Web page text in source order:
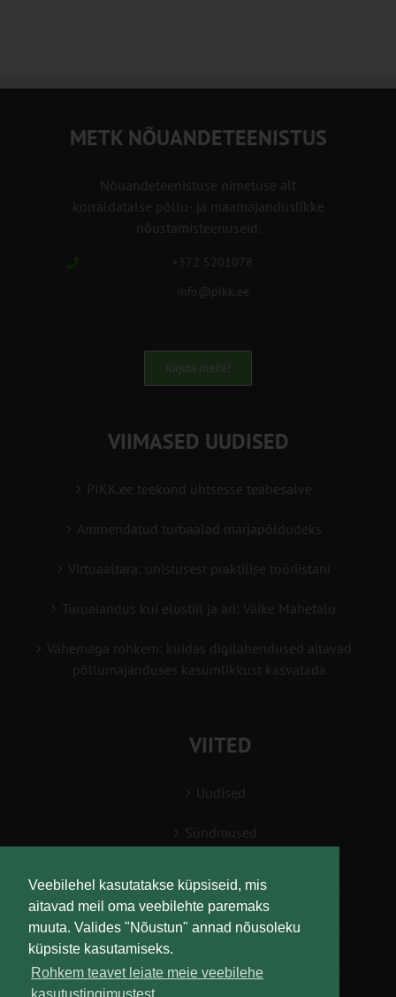
Veebilehel kasutatakse küpsiseid, mis
aitavad meil oma veebilehte paremaks
muuta. Valides "Nõustun" annad nõusoleku
küpsiste kasutamiseks.
Rohkem teavet leiate meie veebilehe
METK NÕUANDETEENISTUS
Nõuandeteenistuse nimetuse alt
korraldatalse põllu- ja maamajanduslikke
nõustamisteenuseid.
+372 5201078
info@pikk.ee
Kirjuta meile!
VIIMASED UUDISED
PIKK.ee teekond ühtsesse teabesalve
Ammendatud turbaalad marjapõldudeks
Virtuaaltara: unistusest praktilise tööriistani
Turuaiandus kui elustiil ja äri: Väike Mahetalu
Vähemaga rohkem: kuidas digilahendused aitavad
põllumajanduses kasumlikkust kasvatada
VIITED
Uudised
Sündmused
Teabesalv
Liitu uudiskirjaga